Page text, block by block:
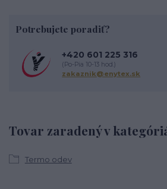
Tovar zaradený v
Termo odev
Potrebujete poradiť?
+420 601 225 316
(Po-Pia 10-13 hod.)
zakaznik@enytex.sk